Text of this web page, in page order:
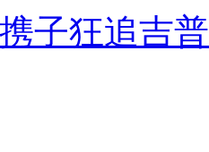
子狂追吉